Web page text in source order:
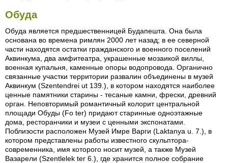
Обуда
Обуда является предшественницей Будапешта. Она была
основана во времена римлян 2000 лет назад; в ее северной
части находятся остатки гражданского и военного поселений
Аквинкума, два амфитеатра, украшенные мозаикой виллы,
военная купальня, каменные опоры водопровода. Органично
связанные участки территории развалин объединены в музей
Аквинкум (Szentendrei ut 139.), в котором находятся наиболее
ценные памятники старины - тесаные камни, фрески, древний
орган. Неповторимый романтичный колорит центральной
площади Обуды (Fo ter) придают старинные одноэтажные
дома, ресторанчики и музеи с ценными экспонатами.
Поблизости расположен Музей Имре Варги (Laktanya u. 7.), в
котором представлены работы известного скульптора-
современника, имя которого носит музей, а также Музей
Вазарели (Szentlelek ter 6.), где хранится полное собрание